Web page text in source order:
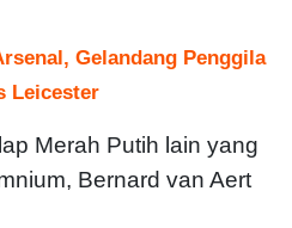
Gelandang Penggila
Leicester
Merah Putih lain yang
Bernard van Aert